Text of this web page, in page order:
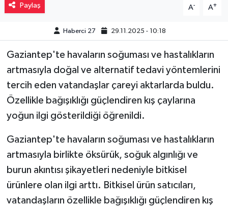
Paylaş A- A+
Haberci 27 29.11.2025 - 10:18
Gaziantep'te havaların soğuması ve hastalıkların
artmasıyla doğal ve alternatif tedavi yöntemlerini
tercih eden vatandaşlar çareyi aktarlarda buldu.
Özellikle bağışıklığı güçlendiren kış çaylarına
yoğun ilgi gösterildiği öğrenildi.
Gaziantep'te havaların soğuması ve hastalıkların
artmasıyla birlikte öksürük, soğuk algınlığı ve
burun akıntısı şikayetleri nedeniyle bitkisel
ürünlere olan ilgi arttı. Bitkisel ürün satıcıları,
vatandaşların özellikle bağışıklığı güçlendiren kış
Sağlık
Sinemalar
Siyaset
Spor
Teknoloji
Türkiye
Video Haber
Yaşam